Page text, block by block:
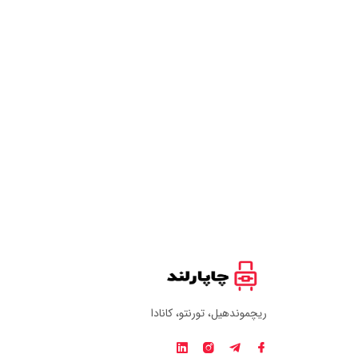
ریچموندهیل، تورنتو، کانادا